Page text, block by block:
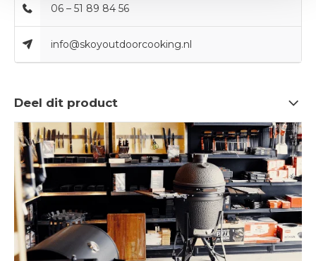
06 – 51 89 84 56
info@skoyoutdoorcooking.nl
Deel dit product